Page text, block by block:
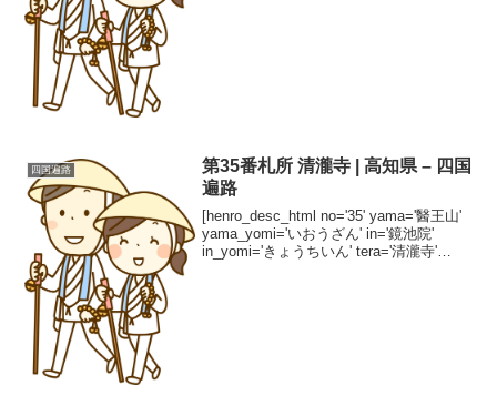
四国遍路
第35番札所 清瀧寺 | 高知県 – 四国
遍路
[henro_desc_html no='35' yama='醫王山'
yama_yomi='いおうざん' in='鏡池院'
in_yomi='きょうちいん' tera='清瀧寺'